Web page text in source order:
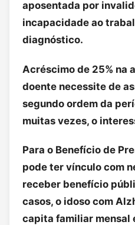
aposentada por
incapacidade ao
diagnóstico.
Acréscimo de 25% na
doente necessite de
segundo ordem da
muitas vezes, o
Para o Benefício de
pode ter vínculo com
receber benefício
casos, o idoso com
capita familiar mensal